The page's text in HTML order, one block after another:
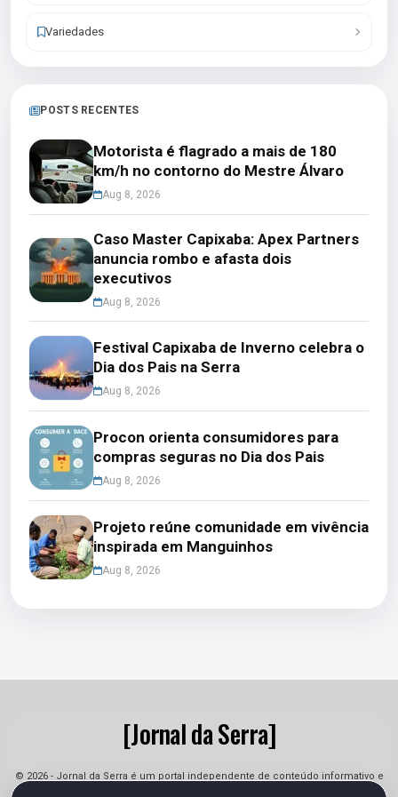
Variedades
POSTS RECENTES
Motorista é flagrado a mais de 180
km/h no contorno do Mestre Álvaro
Aug 8, 2026
Caso Master Capixaba: Apex Partners
anuncia rombo e afasta dois
executivos
Aug 8, 2026
Festival Capixaba de Inverno celebra o
Dia dos Pais na Serra
Aug 8, 2026
Procon orienta consumidores para
compras seguras no Dia dos Pais
Aug 8, 2026
Projeto reúne comunidade em vivência
inspirada em Manguinhos
Aug 8, 2026
[Jornal da Serra]
© 2026 - Jornal da Serra é um portal independente de conteúdo informativo e